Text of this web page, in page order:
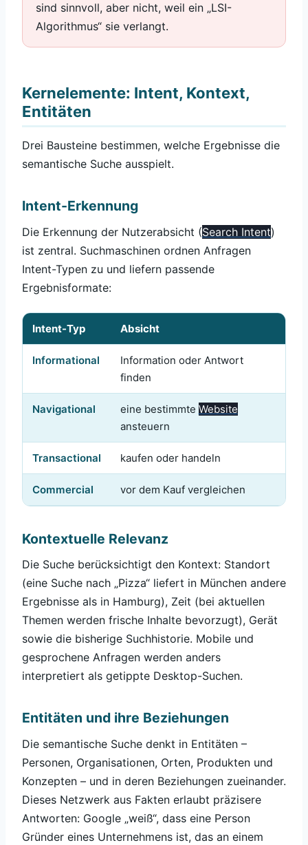
sind sinnvoll, aber nicht, weil ein „LSI-
Algorithmus“ sie verlangt.
Kernelemente: Intent, Kontext,
Entitäten
Drei Bausteine bestimmen, welche Ergebnisse die
semantische Suche ausspielt.
Intent-Erkennung
Die Erkennung der Nutzerabsicht (Search Intent)
ist zentral. Suchmaschinen ordnen Anfragen
Intent-Typen zu und liefern passende
Ergebnisformate:
Intent-Typ Absicht
Informational
Information oder Antwort
finden
Navigational eine bestimmte Website
ansteuern
Transactional kaufen oder handeln
Commercial vor dem Kauf vergleichen
Kontextuelle Relevanz
Die Suche berücksichtigt den Kontext: Standort
(eine Suche nach „Pizza“ liefert in München andere
Ergebnisse als in Hamburg), Zeit (bei aktuellen
Themen werden frische Inhalte bevorzugt), Gerät
sowie die bisherige Suchhistorie. Mobile und
gesprochene Anfragen werden anders
interpretiert als getippte Desktop-Suchen.
Entitäten und ihre Beziehungen
Die semantische Suche denkt in Entitäten –
Personen, Organisationen, Orten, Produkten und
Konzepten – und in deren Beziehungen zueinander.
Dieses Netzwerk aus Fakten erlaubt präzisere
Antworten: Google „weiß“, dass eine Person
Gründer eines Unternehmens ist, das an einem